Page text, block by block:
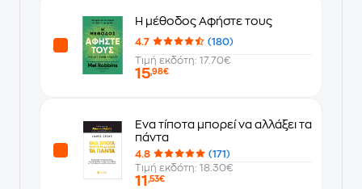
Η μέθοδος Αφήστε τους
4.7
(180)
Τιμή εκδότη: 17.70€
15,98€
Ένα τίποτα μπορεί να αλλάξει τα
πάντα
4.8
(171)
Τιμή εκδότη: 18.30€
11 ,53€